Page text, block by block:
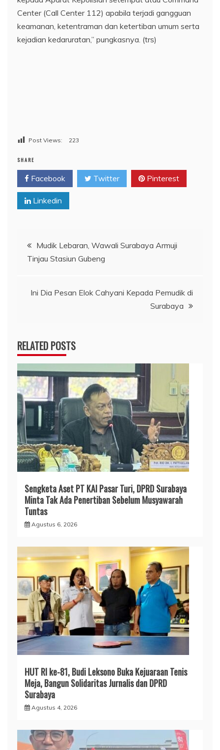
Center (Call Center 112) apabila terjadi gangguan
keamanan, ketentraman dan ketertiban umum serta
kejadian kedaruratan,” pungkasnya. (trs)
Post Views: 223
SHARE
Facebook Twitter Pinterest
Linkedin
Navigasi
pos
Mudik Lebaran, Wawali Surabaya Armuji
Tinjau Stasiun Gubeng
Ini Dia Pesan Elok Cahyani Kepada Pemudik di
Surabaya
RELATED POSTS
Sengketa Aset PT KAI Pasar Turi, DPRD Surabaya
Minta Tak Ada Penertiban Sebelum Musyawarah
Tuntas
Agustus 6, 2026
HUT RI ke-81, Budi Leksono Buka Kejuaraan Tenis
Meja, Bangun Solidaritas Jurnalis dan DPRD
Surabaya
Agustus 4, 2026